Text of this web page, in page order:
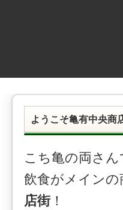
ようこそ亀有中央商
こち亀の両さん
飲食がメイン
店街！